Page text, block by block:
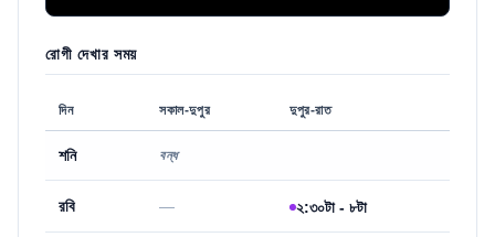
রোগী দেখার সময়
দিন সকাল-দুপুর দুপুর-রাত
শনি বন্ধ
রবি — ২:৩০টা - ৮টা